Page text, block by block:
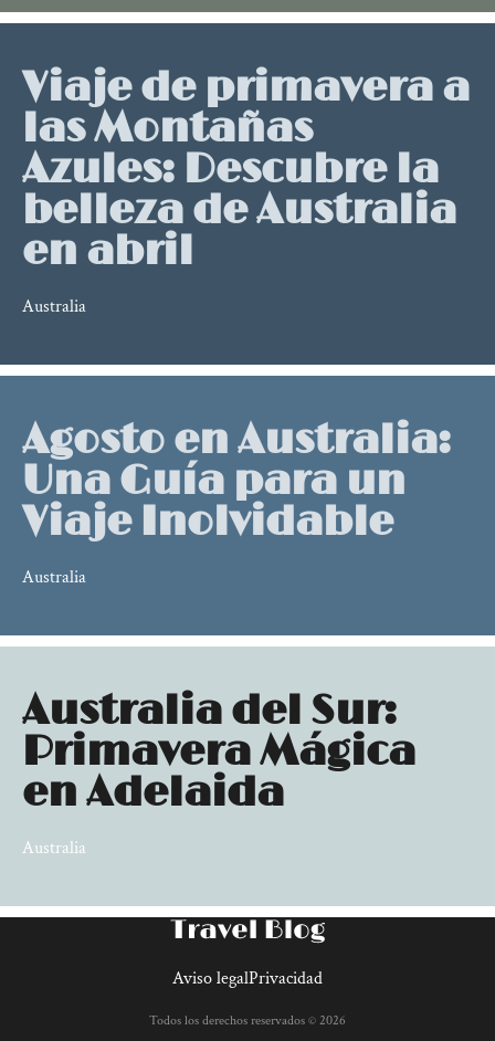
Australia
Viaje de primavera a
las Montañas
Azules: Descubre la
belleza de Australia
en abril
Australia
Agosto en Australia:
Una Guía para un
Viaje Inolvidable
Australia
Australia del Sur:
Primavera Mágica
en Adelaida
Todos los derechos reservados © 2026
Aviso legalPrivacidad